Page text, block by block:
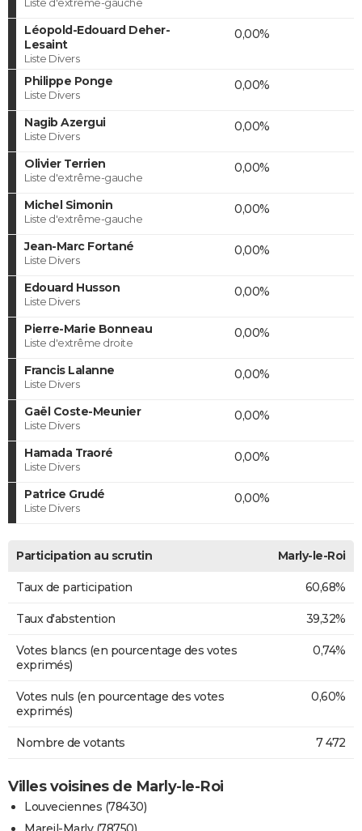
Léopold-Edouard Deher-
Lesaint
Liste Divers
0,00%
Philippe Ponge
Liste Divers
0,00%
Nagib Azergui
Liste Divers
0,00%
Olivier Terrien
Liste d'extrême-gauche
0,00%
Michel Simonin
Liste d'extrême-gauche
0,00%
Jean-Marc Fortané
Liste Divers
0,00%
Edouard Husson
Liste Divers
0,00%
Pierre-Marie Bonneau
Liste d'extrême droite
0,00%
Francis Lalanne
Liste Divers
0,00%
Gaël Coste-Meunier
Liste Divers
0,00%
Hamada Traoré
Liste Divers
0,00%
Patrice Grudé
Liste Divers
0,00%
Participation au scrutin Marly-le-Roi
Taux de participation 60,68%
Taux d'abstention 39,32%
Votes blancs (en pourcentage des votes
exprimés)
0,74%
Votes nuls (en pourcentage des votes
exprimés)
0,60%
Nombre de votants 7 472
Villes voisines de Marly-le-Roi
Louveciennes (78430)